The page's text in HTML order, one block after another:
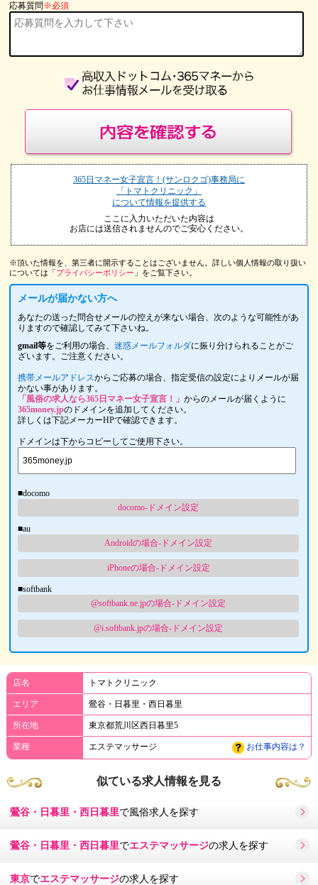
応募質問※必須
365日マネー女子宣言！(サンロクゴ)事務局に
「トマトクリニック」
について情報を提供する
ここに入力いただいた内容は
お店には送信されませんのでご安心ください。
※頂いた情報を、第三者に開示することはございません。詳しい個人情報の取り扱い
については「プライバシーポリシー 」をご覧下さい。
メールが届かない方へ
あなたの送った問合せメールの控えが来ない場合、次のような可能性があ
りますので確認してみて下さいね。
gmail等をご利用の場合、迷惑メールフォルダに振り分けられることがご
ざいます。ご注意ください。
携帯メールアドレスからご応募の場合、指定受信の設定によりメールが届
かない事があります。
「風俗の求人なら365日マネー女子宣言！」からのメールが届くように
365money.jpのドメインを追加してください。
詳しくは下記メーカーHPで確認できます。
ドメインは下からコピーしてご使用下さい。
■docomo
docomo-ドメイン設定
■au
Androidの場合-ドメイン設定
iPhoneの場合-ドメイン設定
■softbank
@softbank.ne.jpの場合-ドメイン設定
@i.softbank.jpの場合-ドメイン設定
店名 トマトクリニック
エリア 鶯谷・日暮里・西日暮里
所在地 東京都荒川区西日暮里5
業種 エステマッサージ お仕事内容は？
似ている求人情報を見る
鶯谷・日暮里・西日暮里で風俗求人を探す
鶯谷・日暮里・西日暮里でエステマッサージの求人を探す
東京でエステマッサージの求人を探す